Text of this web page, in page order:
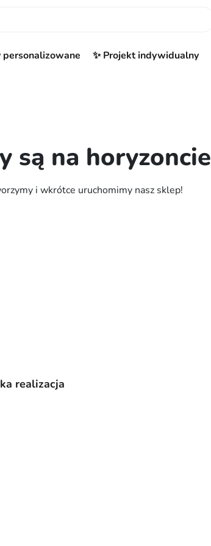
personalizowane ✨ Projekt indywidualny
są na horyzoncie
i wkrótce uruchomimy nasz sklep!
realizacja